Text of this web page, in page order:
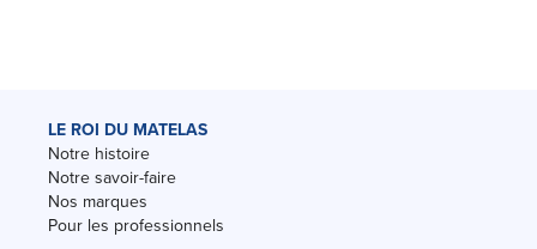
LE ROI DU MATELAS
Notre histoire
Notre savoir-faire
Nos marques
Pour les professionnels